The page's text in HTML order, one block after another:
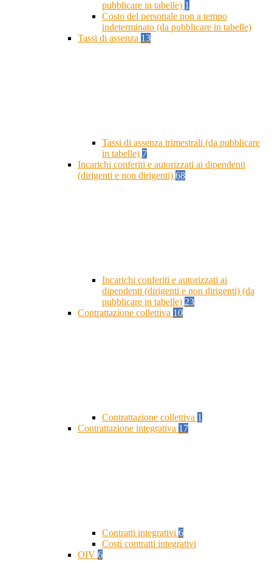
pubblicare in tabelle) 1
Costo del personale non a tempo
indeterminato (da pubblicare in tabelle)
Tassi di assenza 13
Tassi di assenza trimestrali (da pubblicare
in tabelle) 7
Incarichi conferiti e autorizzati ai dipendenti
(dirigenti e non dirigenti) 68
Incarichi conferiti e autorizzati ai
dipendenti (dirigenti e non dirigenti) (da
pubblicare in tabelle) 23
Contrattazione collettiva 10
Contrattazione collettiva 1
Contrattazione integrativa 17
Contratti integrativi 6
Costi contratti integrativi
OIV 6